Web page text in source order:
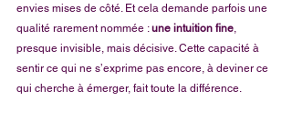
envies mises de côté. Et cela demande parfois une
qualité rarement nommée : une intuition fine
presque invisible, mais décisive. Cette capacité à
sentir ce qui ne s’exprime pas encore, à deviner ce
qui cherche à émerger, fait toute la différence.